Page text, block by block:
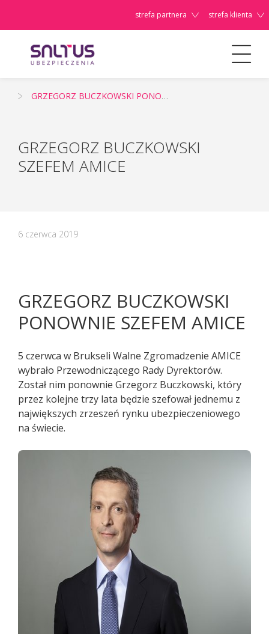
strefa partnera strefa klienta
Państwo,
Pacjenci z objawami infekcji lub
podejrzani o zakażenie
koronawirusem SARS CoV-2
TELEFONICZNIE przełożyli poradę
specjalistyczną na inny termin.
KAŻDEMU pacjentowi, również bez
cech infekcji, zgłaszającemu chęć
wizyty u lekarza należy najpierw
udzielić TELEPORADY. Tylko w
sytuacjach kiedy jest to niezbędne,
pacjent powinien zostać umówiony
na konkretną godzinę do lekarza.
GRZEGORZ BUCZKOWSKI PONOWNIE SZEFEM AMICE
GRZEGORZ BUCZKOWSKI
SZEFEM AMICE
6 czerwca 2019
GRZEGORZ BUCZKOWSKI
PONOWNIE SZEFEM AMICE
5 czerwca w Brukseli Walne Zgromadzenie AMICE
wybrało Przewodniczącego Rady Dyrektorów.
Został nim ponownie Grzegorz Buczkowski, który
przez kolejne trzy lata będzie szefował jednemu z
największych zrzeszeń rynku ubezpieczeniowego
na świecie.